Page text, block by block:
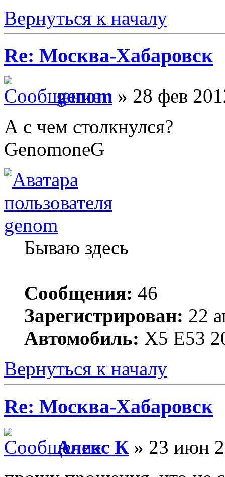
Вернуться к началу
Re: Москва-Хабаровск
genom » 28 фев
А с чем столкнулся?
GenomoneG
genom
Бываю здесь
Сообщения: 46
Зарегистрирован: 22
Автомобиль: X5 E53
Вернуться к началу
Re: Москва-Хабаровск
Алекс К » 23 июн